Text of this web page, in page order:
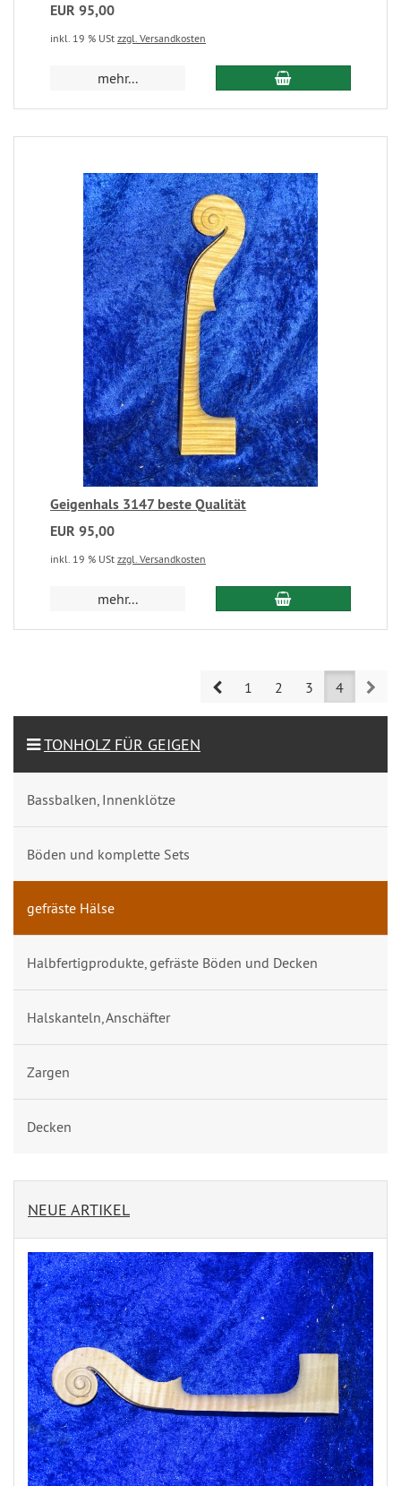
EUR 95,00
inkl. 19 % USt zzgl. Versandkosten
mehr...
Geigenhals 3147 beste Qualität
EUR 95,00
inkl. 19 % USt zzgl. Versandkosten
mehr...
Prev1 2 3 4
TONHOLZ FÜR GEIGEN
Bassbalken, Innenklötze
Böden und komplette Sets
gefräste Hälse
Halbfertigprodukte, gefräste Böden und Decken
Halskanteln, Anschäfter
Zargen
Decken
NEUE ARTIKEL